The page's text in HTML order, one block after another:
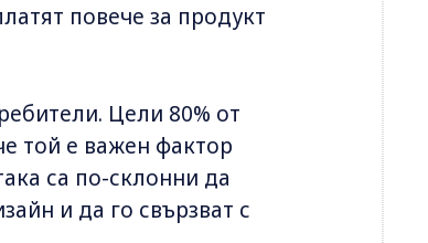
повече за продукт
Цели 80% от
той е важен фактор
са по-склонни да
и да го свързват с